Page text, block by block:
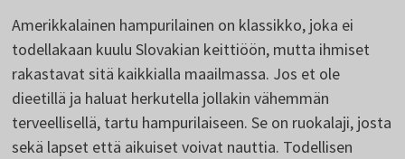
Amerikkalainen hampurilainen on klassikko, joka ei
todellakaan kuulu Slovakian keittiöön, mutta ihmiset
rakastavat sitä kaikkialla maailmassa. Jos et ole
dieetillä ja haluat herkutella jollakin vähemmän
terveellisellä, tartu hampurilaiseen. Se on ruokalaji, josta
sekä lapset että aikuiset voivat nauttia. Todellisen